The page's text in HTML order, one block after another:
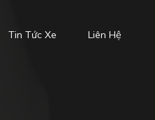
Tin Tức Xe Liên Hệ